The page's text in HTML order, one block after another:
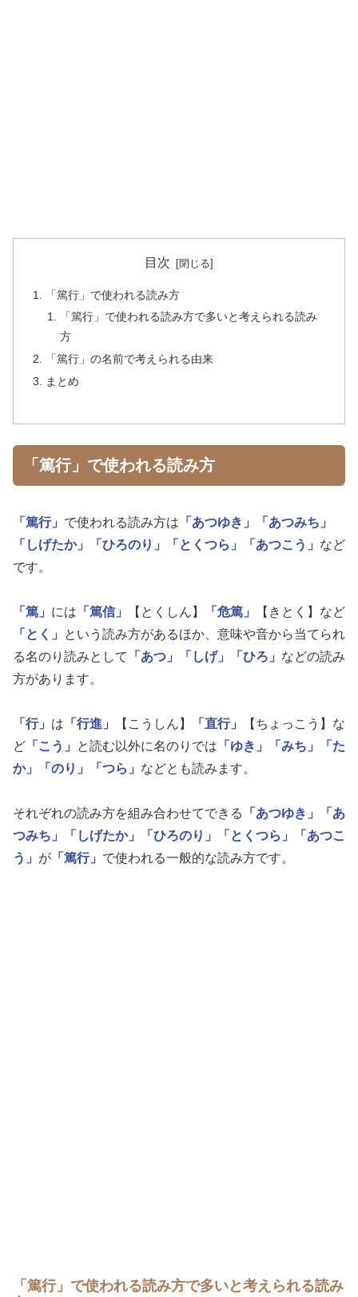
目次
「篤行」で使われる読み方
「篤行」で使われる読み方で多いと考えられる読み
方
「篤行」の名前で考えられる由来
まとめ
「篤行」で使われる読み方
「篤行」 で使われる読み方は 「あつゆき」
「あつみち」
「しげたか」
「ひろのり」 「とくつら」 「あつこう」 など
です。
「篤」 には 「篤信」 【とくしん】 「危篤」
【きとく】など
「とく」
という読み方があるほか、意味や音から当てられ
る名のり読みとして
「あつ」 「しげ」 「ひろ」 などの読み
方があります。
「行」 は 「行進」 【こうしん】 「直行」
【ちょっこう】な
ど 「こう」 と読む以外に名のりでは 「ゆき」 「みち」
「た
か」
「のり」 「つら」 などとも読みます。
それぞれの読み方を組み合わせてできる 「あつゆき」
「あ
つみち」
「しげたか」 「ひろのり」 「とくつら」
「あつこ
う」 が 「篤行」 で使われる一般的な読み方です。
「篤行」で使われる読み方で多いと考えられる読み